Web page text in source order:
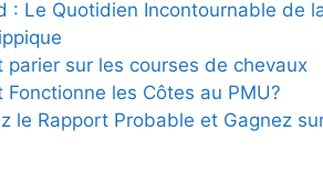
: Le Quotidien Incontournable de
parier sur les courses de chevaux
Fonctionne les Côtes au PMU?
le Rapport Probable et Gagnez